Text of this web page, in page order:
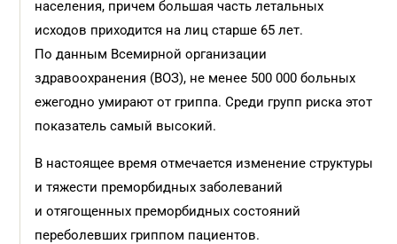
населения, причем большая часть летальных
исходов приходится на лиц старше 65 лет.
По данным Всемирной организации
здравоохранения (ВОЗ), не менее 500 000 больных
ежегодно умирают от гриппа. Среди групп риска этот
показатель самый высокий.
В настоящее время отмечается изменение структуры
и тяжести преморбидных заболеваний
и отягощенных преморбидных состояний
переболевших гриппом пациентов.